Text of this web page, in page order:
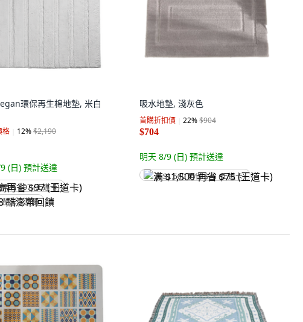
環保再生棉地墊, 米白
格 12%$2,190
(日) 預計送達
再省 $97 (王道卡)
酷澎幣回饋
吸水地墊, 淺灰色
首購折扣價 22%$904
$704
明天 8/9 (日) 預計送達
满 $1,500 再省 $75 (王道卡)